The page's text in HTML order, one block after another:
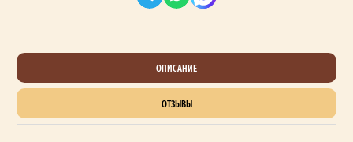
ОПИСАНИЕ
ОТЗЫВЫ